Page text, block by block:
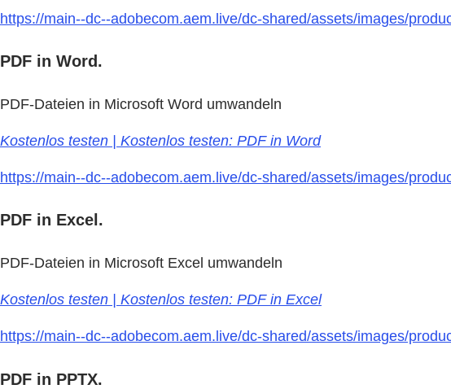
https://main--dc--adobecom.aem.live/dc-shared/assets/images/
PDF in Word.
PDF-Dateien in Microsoft Word umwandeln
Kostenlos testen | Kostenlos testen: PDF in Word
https://main--dc--adobecom.aem.live/dc-shared/assets/images/
PDF in Excel.
PDF-Dateien in Microsoft Excel umwandeln
Kostenlos testen | Kostenlos testen: PDF in Excel
https://main--dc--adobecom.aem.live/dc-shared/assets/images/
PDF in PPTX.